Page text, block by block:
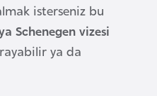
isterseniz bu
Schenegen vizesi
ya da